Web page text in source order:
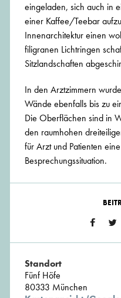
eingeladen, sich auch in
einer Kaffee/Teebar
Innenarchitektur einen
filigranen Lichtringen
Sitzlandschaften
In den Arztzimmern
Wände ebenfalls bis zu
Die Oberflächen sind in
den raumhohen
für Arzt und Patienten
Besprechungssituation.
Standort
Fünf Höfe
80333 München